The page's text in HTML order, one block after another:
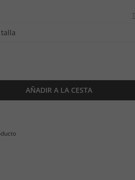
AÑADIR A LA CESTA